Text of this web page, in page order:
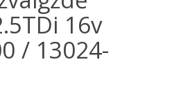
16v
/ 13024-